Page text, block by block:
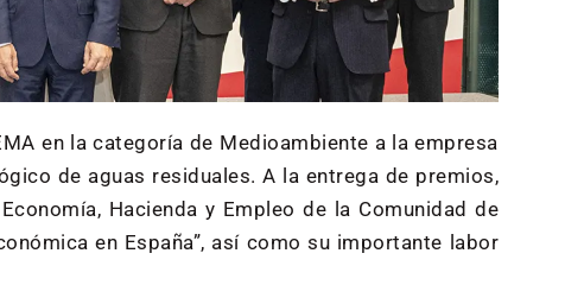
en la categoría de Medioambiente a la empresa
de aguas residuales. A la entrega de premios,
Hacienda y Empleo de la Comunidad de
en España”, así como su importante labor